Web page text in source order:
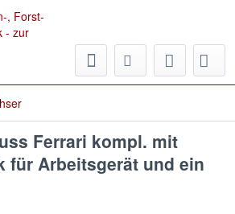
Ferrari kompl. mit
für Arbeitsgerät und ein